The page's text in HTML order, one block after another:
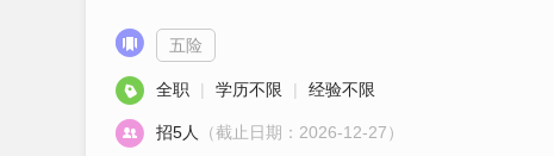
五险
全职 | 学历不限 | 经验不限
招5人 （截止日期：2026-12-27）